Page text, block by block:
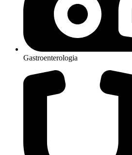
Gastroenterologia